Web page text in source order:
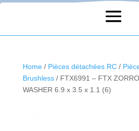
Home/ Pièces détachées RC/
Brushless/ FTX6991 – FTX
WASHER 6.9 x 3.5 x 1.1 (6)